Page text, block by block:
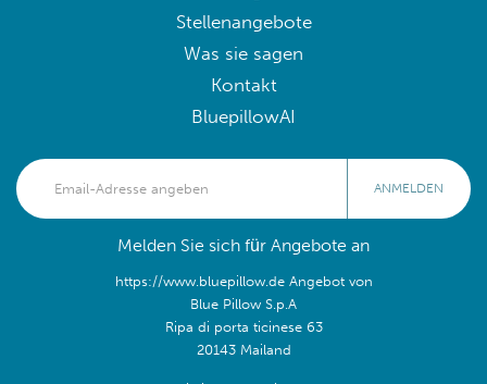
Stellenangebote
Was sie sagen
Kontakt
BluepillowAI
ANMELDEN
Melden Sie sich für Angebote an
https://www.bluepillow.de Angebot von
Blue Pillow S.p.A
Ripa di porta ticinese 63
20143 Mailand